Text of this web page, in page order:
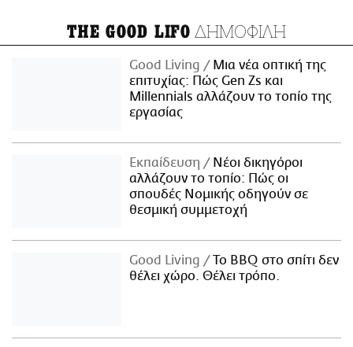
THE GOOD LIFO ΔΗΜΟΦΙΛΗ
Good Living
Μια νέα οπτική της
επιτυχίας: Πώς Gen Zs και
Millennials αλλάζουν το τοπίο της
εργασίας
Εκπαίδευση
Νέοι δικηγόροι
αλλάζουν το τοπίο: Πώς οι
σπουδές Νομικής οδηγούν σε
θεσμική συμμετοχή
Good Living
Το BBQ στο σπίτι δεν
θέλει χώρο. Θέλει τρόπο.